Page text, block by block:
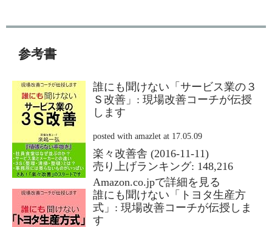
参考書
誰にも聞けない「サービス業の３
Ｓ改善」: 現場改善コーチが伝授
します
posted with amazlet at 17.05.09
楽々改善舎 (2016-11-11)
売り上げランキング: 148,216
Amazon.co.jpで詳細を見る
誰にも聞けない「トヨタ生産方
式」: 現場改善コーチが伝授しま
す